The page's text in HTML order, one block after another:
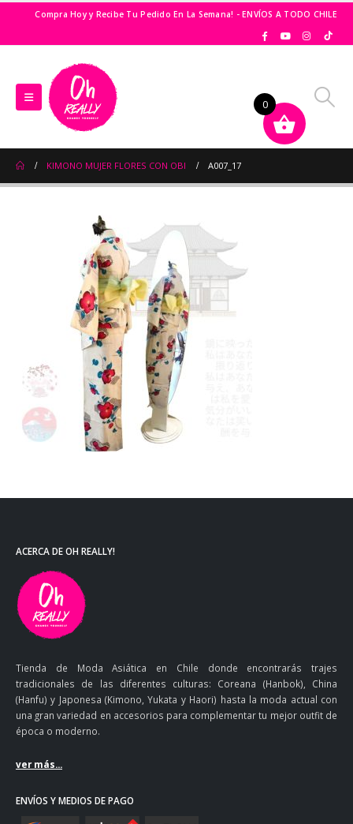
Compra Hoy y Recibe Tu Pedido En La Semana! - ENVÍOS A TODO CHILE
KIMONO MUJER FLORES CON OBI A007_17
ACERCA DE OH REALLY!
Tienda de Moda Asiática en Chile donde encontrarás trajes
tradicionales de las diferentes culturas: Coreana (Hanbok), China
(Hanfu) y Japonesa (Kimono, Yukata y Haori) hasta la moda actual con
una gran variedad en accesorios para complementar tu mejor outfit de
época o moderno.
ver más...
ENVÍOS Y MEDIOS DE PAGO
0